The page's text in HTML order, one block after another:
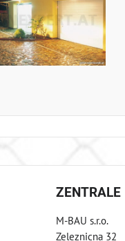
ZENTRALE
M-BAU s.r.o.
Zeleznicna 32